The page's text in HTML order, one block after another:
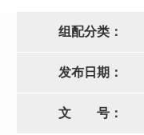
组配分类：
发布日期：
文 号：